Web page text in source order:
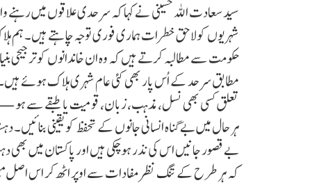
سید سعادت اللہ حسینی نے کہا کہ سرحدی علاقوں میں
شہریوں کولاحق خطرات ہماری فوری توجہ چاہتے ہیں۔ ہم
حکومت سے مطالبہ کرتے ہیں کہ وہ ان خاندانوں کو ترجیحی
مطابق سرحد کے اُس پار بھی کئی عام شہری ہلاک ہوئے
تعلق کسی بھی نسل، مذہب، زبان، قومیت یا طبقے سے ہو —
ہر حال میں بے گناہ انسانی جانوں کے تحفظ کو یقینی
بے قصور جانیں اس کی نذر ہوچکی ہیں اور پاکستان
کہ ہر طرح کے تنگ نظر مفادات سے اوپر اٹھ کر اس اصل